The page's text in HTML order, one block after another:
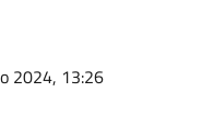
2024, 13:26